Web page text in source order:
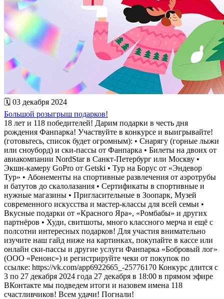
🗓 03 декабря 2024
Большой розыгрыш подарков!
18 лет и 118 победителей! Дарим подарки в честь дня
рождения Фанпарка! Участвуйте в конкурсе и выигрывайте!
(готовьтесь, список будет огромным): • Снарягу (горные лыжи
или сноуборд) и ски-пассы от Фанпарка • Билеты на двоих от
авиакомпании NordStar в Санкт-Петербург или Москву •
Экшн-камеру GoPro от Getski • Тур на Борус от «Эндевор
Тур» • Абонементы на спортивные развлечения от аэротрубы
и батутов до скалолазания • Сертификаты в спортивные и
нужные магазины • Пригласительные в Зоопарк, Музей
современного искусства и мастер-классы для всей семьи •
Вкусные подарки от «Красного Яра», «Ромбабы» и других
партнёров • Худи, свитшоты, много классного мерча и ещё с
полсотни интересных подарков! Для участия внимательно
изучите наш гайд ниже на картинках, покупайте в кассе или
онлайн ски-пассы и другие услуги Фанпарка «Бобровый лог»
(ООО «Ренонс») и регистрируйте чеки от покупок по
ссылке: https://vk.com/app6922665_-25776170 Конкурс длится с
3 по 27 декабря 2024 года 27 декабря в 18:00 в прямом эфире
ВКонтакте мы подведем итоги и назовем имена 118
счастливчиков! Всем удачи! Погнали!